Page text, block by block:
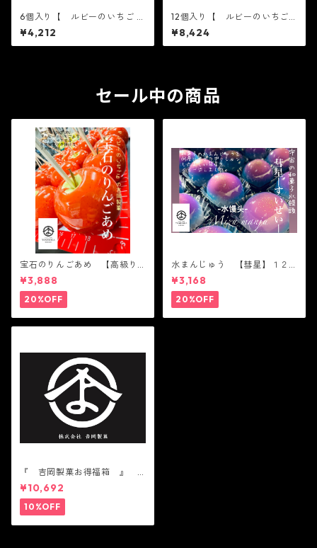
6個入り【 ルビーのいちご 限
定ショコラ 6個入り 】テレ
ビで話題3/16ノンストップ放
送されました！※配送日時指
春 イチゴ 大福 フルーツ
大福 お取り寄せ テレビで
¥4,212
12個入り【 ルビーのいちご
限定ショコラ 12個入り 】
テレビで話題3/16ノンストッ
プ放送されました！※配送日
pring 春 イチゴ 大福 フ
ルーツ大福 お取り寄せ テ
¥8,424
セール中の商品
宝石のりんごあめ 【高級り
んご】６個入り ツルツル
かわいい 綺麗 宇宙 Gal
axy
¥3,888
20%OFF
水まんじゅう 【彗星】１２
個入り ツルツル かわい
い 綺麗 父の日 宇宙 Gal
axy
¥3,168
20%OFF
『 吉岡製菓お得福箱 』
かわいい 人気 テレビ
で話題 中元 贈り物 ギ
フト 機能性表示食品
¥10,692
10%OFF